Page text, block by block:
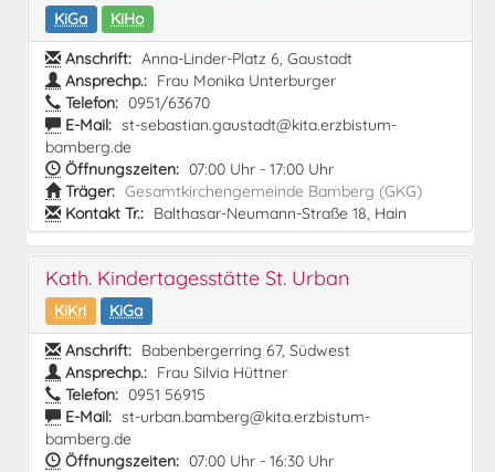
KiGa
KiHo
Anschrift: Anna-Linder-Platz 6, Gaustadt
Ansprechp.: Frau Monika Unterburger
Telefon: 0951/63670
E-Mail: st-sebastian.gaustadt@kita.erzbistum-
bamberg.de
Öffnungszeiten: 07:00 Uhr - 17:00 Uhr
Träger: Gesamtkirchengemeinde Bamberg (GKG)
Kontakt Tr.: Balthasar-Neumann-Straße 18, Hain
Kath. Kindertagesstätte St. Urban
KiKri
KiGa
Anschrift: Babenbergerring 67, Südwest
Ansprechp.: Frau Silvia Hüttner
Telefon: 0951 56915
E-Mail: st-urban.bamberg@kita.erzbistum-
bamberg.de
Öffnungszeiten: 07:00 Uhr - 16:30 Uhr